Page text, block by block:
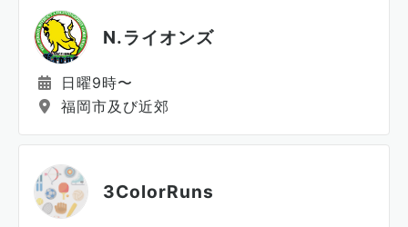
N.ライオンズ
日曜9時〜
福岡市及び近郊
3ColorRuns